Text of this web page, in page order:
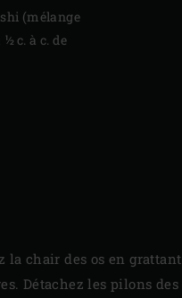
(mélange
c. à c. de
la chair des os en
Détachez les pilons des